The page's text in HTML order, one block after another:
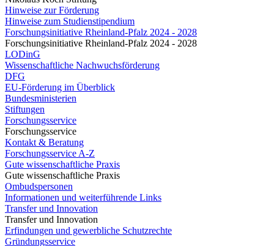
Hinweise zur Förderung
Hinweise zum Studienstipendium
Forschungsinitiative Rheinland-Pfalz 2024 - 2028
Forschungsinitiative Rheinland-Pfalz 2024 - 2028
LODinG
Wissenschaftliche Nachwuchsförderung
DFG
EU-Förderung im Überblick
Bundesministerien
Stiftungen
Forschungsservice
Forschungsservice
Kontakt & Beratung
Forschungsservice A-Z
Gute wissenschaftliche Praxis
Gute wissenschaftliche Praxis
Ombudspersonen
Informationen und weiterführende Links
Transfer und Innovation
Transfer und Innovation
Erfindungen und gewerbliche Schutzrechte
Gründungsservice